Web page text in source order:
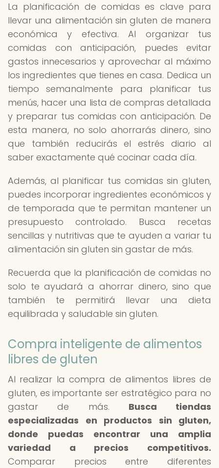
La planificación de comidas es clave para
llevar una alimentación sin gluten de manera
económica y efectiva. Al organizar tus
comidas con anticipación, puedes evitar
gastos innecesarios y aprovechar al máximo
los ingredientes que tienes en casa. Dedica un
tiempo semanalmente para planificar tus
menús, hacer una lista de compras detallada
y preparar tus comidas con anticipación. De
esta manera, no solo ahorrarás dinero, sino
que también reducirás el estrés diario al
saber exactamente qué cocinar cada día.
Además, al planificar tus comidas sin gluten,
puedes incorporar ingredientes económicos y
de temporada que te permitan mantener un
presupuesto controlado. Busca recetas
sencillas y nutritivas que te ayuden a variar tu
alimentación sin gluten sin gastar de más.
Recuerda que la planificación de comidas no
solo te ayudará a ahorrar dinero, sino que
también te permitirá llevar una dieta
equilibrada y saludable sin gluten.
Compra inteligente de alimentos
libres de gluten
Al realizar la compra de alimentos libres de
gluten, es importante ser estratégico para no
gastar de más. Busca tiendas
especializadas en productos sin gluten,
donde puedas encontrar una amplia
variedad a precios competitivos.
Comparar precios entre diferentes